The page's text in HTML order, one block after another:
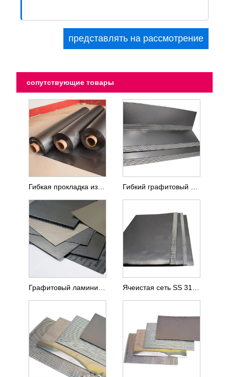
сопутствующие товары
Гибкая прокладка из графитового листа Гибкий графитовый лист, усиленный вставкой из нержавеющей стали 316L с выступом